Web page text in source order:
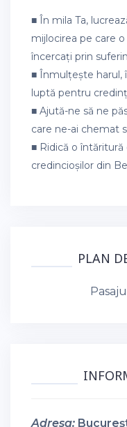
■ În mila Ta,
mijlocirea pe care
încercați prin
■ Înmulțește harul,
luptă pentru
■ Ajută-ne să ne
care ne-ai chemat
■ Ridică o întăritură
credincioșilor din
PLAN
Adresa: